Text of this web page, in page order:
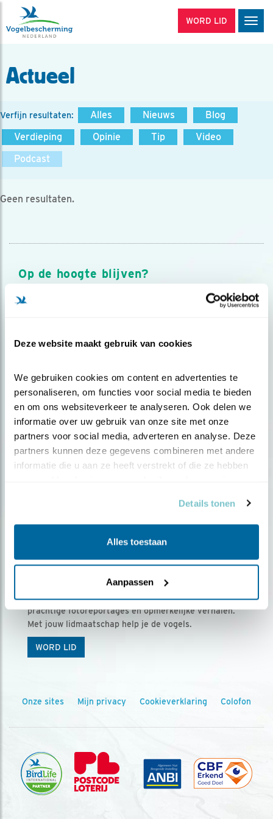
Deze website maakt gebruik van cookies
We gebruiken cookies om content en advertenties te
personaliseren, om functies voor social media te bieden
en om ons websiteverkeer te analyseren. Ook delen we
informatie over uw gebruik van onze site met onze
partners voor social media, adverteren en analyse. Deze
partners kunnen deze gegevens combineren met andere
informatie die u aan ze heeft verstrekt of die ze hebben
Details tonen
Alles toestaan
Aanpassen
WORD LID
Actueel
Verfijn resultaten: Alles Nieuws
Blog
Verdieping
Opinie Tip
Video
Podcast
Geen resultaten.
Op de hoogte blijven?
Meld je aan en ontvang nieuws, inspiratie, acties en tips
over vogels en activiteiten van Vogelbescherming.
Ontvang 5 x Vogels voor € 36,00 per jaar
Vogels is het tijdschrift voor onze leden, met
prachtige fotoreportages en opmerkelijke verhalen.
Met jouw lidmaatschap help je de vogels.
WORD LID
Onze sites Mijn privacy Cookieverklaring Colofon